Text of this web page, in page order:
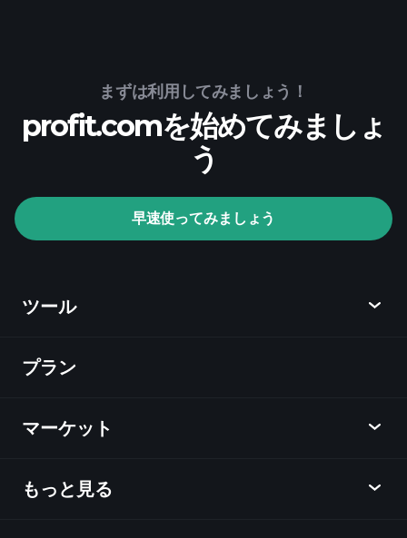
まずは利用してみましょう！
profit.comを始めてみましょ
う
早速使ってみましょう
ツール
ディスカバー
チャート
ニュース
プラン
マーケット
概要
もっと見る